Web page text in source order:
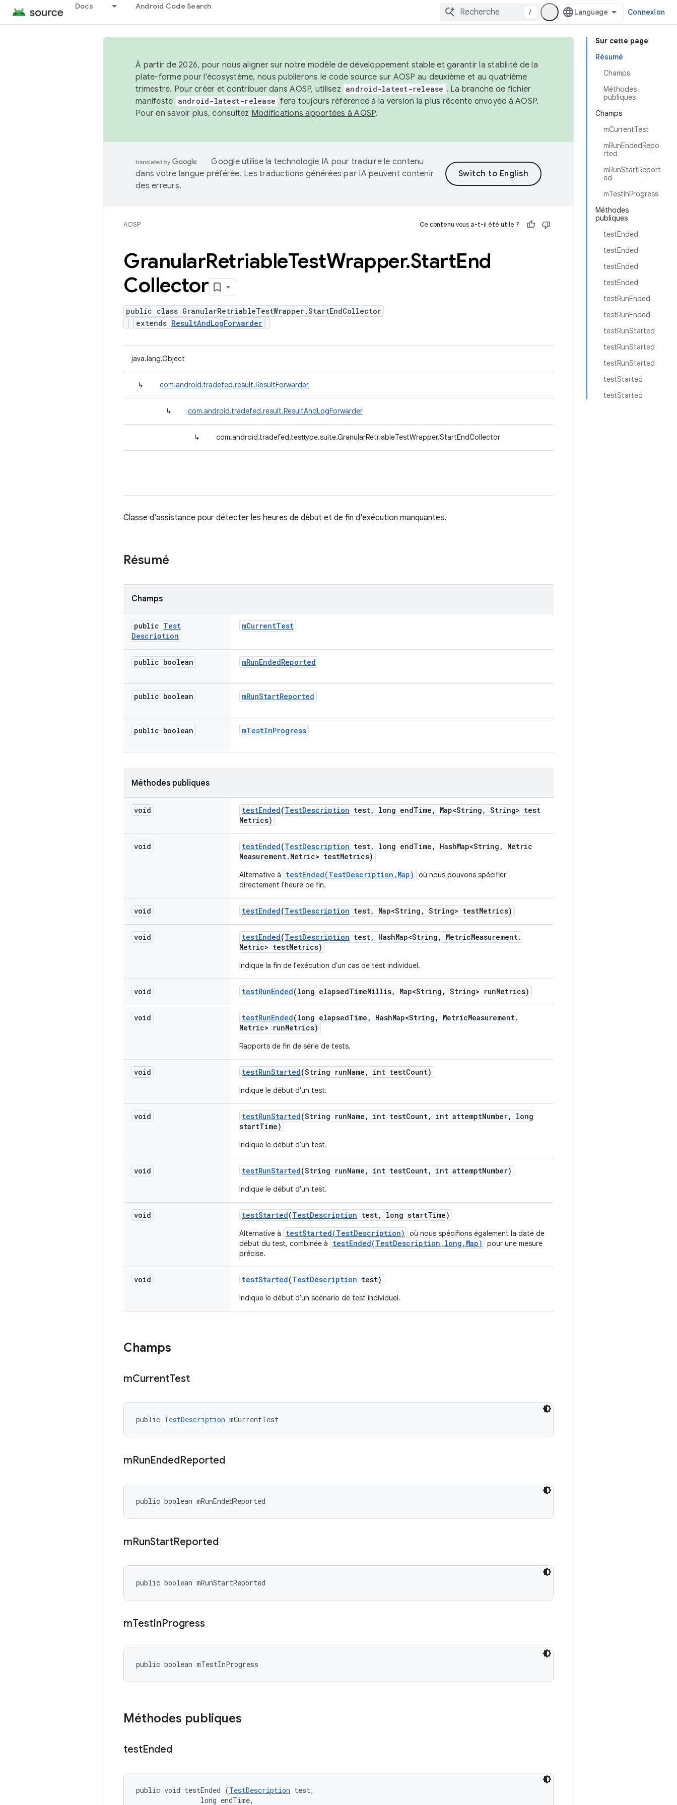
Docs Android Code Search
/ Connexion
Sur cette page
Résumé
Champs
Méthodes
publiques
Champs
mCurrentTest
mRunEndedRepo
rted
mRunStartReport
ed
mTestInProgress
Méthodes
publiques
testEnded
testEnded
testEnded
testEnded
testRunEnded
testRunEnded
testRunStarted
testRunStarted
testRunStarted
testStarted
testStarted
À partir de 2026, pour nous aligner sur notre modèle de développement stable et garantir la stabilité de la
plate-forme pour l'écosystème, nous publierons le code source sur AOSP au deuxième et au quatrième
trimestre. Pour créer et contribuer dans AOSP, utilisez android-latest-release . La branche de fichier
manifeste android-latest-release fera toujours référence à la version la plus récente envoyée à AOSP.
Pour en savoir plus, consultez Modifications apportées à AOSP.
Google utilise la technologie IA pour traduire le contenu
dans votre langue préférée. Les traductions générées par IA peuvent contenir
des erreurs.
AOSP Ce contenu vous a-t-il été utile ?
GranularRetriableTestWrapper.StartEnd
Collector
public class GranularRetriableTestWrapper.StartEndCollector
extends ResultAndLogForwarder
java.lang.Object
↳ com.android.tradefed.result.ResultForwarder
↳ com.android.tradefed.result.ResultAndLogForwarder
↳ com.android.tradefed.testtype.suite.GranularRetriableTestWrapper.StartEndCollector
Classe d'assistance pour détecter les heures de début et de fin d'exécution manquantes.
Résumé
Champs
public Test
Description
mCurrentTest
public boolean mRunEndedReported
public boolean mRunStartReported
public boolean mTestInProgress
Méthodes publiques
void testEnded(TestDescription test, long endTime , Map<String , String> test
Metrics)
void testEnded(TestDescription test, long endTime , HashMap<String ,
Metric
Measurement. Metric> testMetrics)
Alternative à testEnded(TestDescription,Map)
où nous pouvons spécifier
directement l'heure de fin.
void testEnded(TestDescription test, Map<String , String> testMetrics)
void testEnded(TestDescription test, HashMap<String , MetricMeasurement.
Metric> testMetrics)
Indique la fin de l'exécution d'un cas de test individuel.
void testRunEnded(long elapsedTimeMillis, Map<String , String> runMetrics)
void testRunEnded(long elapsedTime , HashMap<String , MetricMeasurement.
Metric> runMetrics)
Rapports de fin de série de tests.
void testRunStarted(String runName , int testCount)
Indique le début d'un test.
void testRunStarted(String runName , int testCount, int attemptNumber,
long
startTime)
Indique le début d'un test.
void testRunStarted(String runName , int testCount, int attemptNumber)
Indique le début d'un test.
void testStarted(TestDescription test, long startTime)
Alternative à testStarted(TestDescription)
où nous spécifions également la date de
début du test, combinée à
testEnded(TestDescription,long,Map)
pour une mesure
précise.
void testStarted(TestDescription test)
Indique le début d'un scénario de test individuel.
Champs
mCurrentTest
public TestDescription mCurrentTest
mRunEndedReported
public boolean mRunEndedReported
mRunStartReported
public boolean mRunStartReported
mTestInProgress
public boolean mTestInProgress
Méthodes publiques
testEnded
public void testEnded (TestDescription test,
                long endTime,